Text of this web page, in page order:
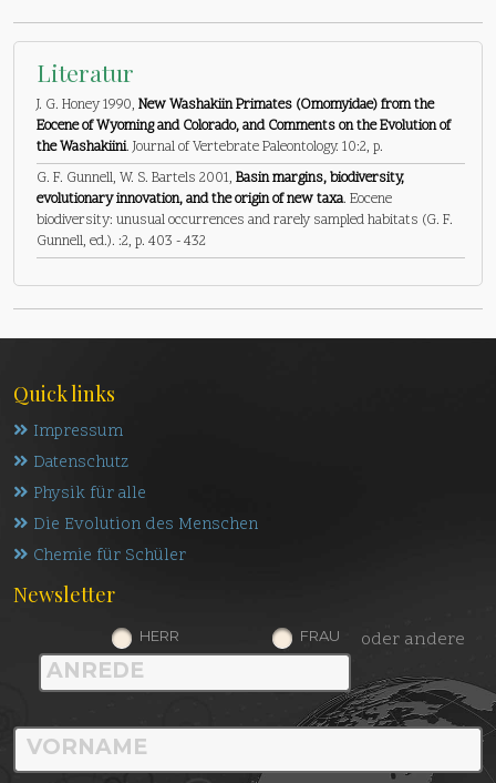
Literatur
J. G. Honey 1990, New Washakiin Primates (Omomyidae) from the
Eocene of Wyoming and Colorado, and Comments on the Evolution of
the Washakiini. Journal of Vertebrate Paleontology. 10:2, p.
G. F. Gunnell, W. S. Bartels 2001, Basin margins, biodiversity,
evolutionary innovation, and the origin of new taxa. Eocene
biodiversity: unusual occurrences and rarely sampled habitats (G. F.
Gunnell, ed.). :2, p. 403 - 432
Quick links
Impressum
Datenschutz
Physik für alle
Die Evolution des Menschen
Chemie für Schüler
Newsletter
HERR FRAU oder andere